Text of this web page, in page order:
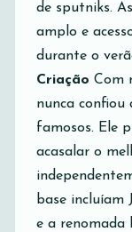
de sputniks.
amplo e
durante o
Criação Com
nunca confiou
famosos. Ele
acasalar o
base incluíam
e a renomada